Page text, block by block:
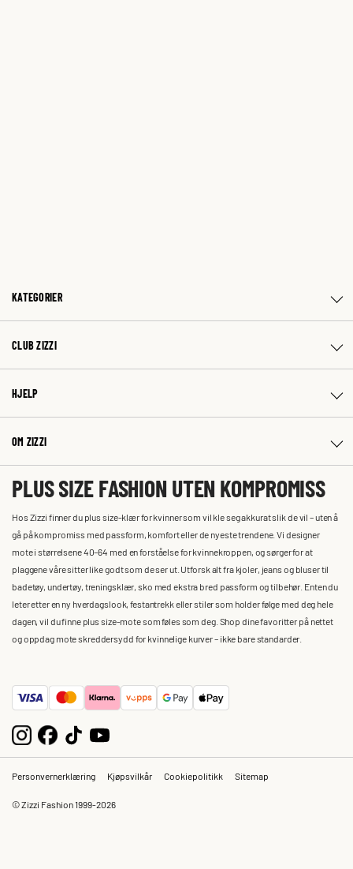
KATEGORIER
CLUB ZIZZI
HJELP
OM ZIZZI
PLUS SIZE FASHION UTEN KOMPROMISS
Hos Zizzi finner du plus size-klær for kvinner som vil kle seg akkurat slik de vil – uten å
gå på kompromiss med passform, komfort eller de nyeste trendene. Vi designer
mote i størrelsene 40–64 med en forståelse for kvinnekroppen, og sørger for at
plaggene våre sitter like godt som de ser ut. Utforsk alt fra kjoler, jeans og bluser til
badetøy, undertøy, treningsklær, sko med ekstra bred passform og tilbehør. Enten du
leter etter en ny hverdagslook, festantrekk eller stiler som holder følge med deg hele
dagen, vil du finne plus size-mote som føles som deg. Shop dine favoritter på nettet
og oppdag mote skreddersydd for kvinnelige kurver – ikke bare standarder.
Personvernerklæring Kjøpsvilkår Cookiepolitikk Sitemap
© Zizzi Fashion 1999-2026